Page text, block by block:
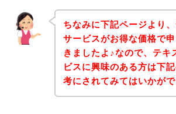
ちなみに下記ページより
サービスがお得な価格で
きましたよ♪なので、テキ
ビスに興味のある方は下
考にされてみてはいかが